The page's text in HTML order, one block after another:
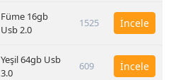
Füme 16gb
Usb 2.0
1525 İncele
Yeşil 64gb Usb
3.0
609 İncele